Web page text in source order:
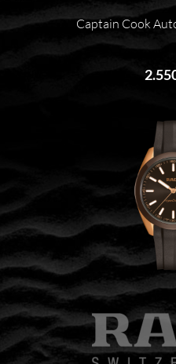
Captain Cook